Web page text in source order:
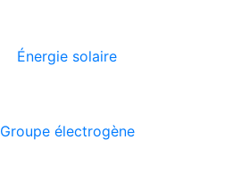
Énergie solaire
Groupe électrogène